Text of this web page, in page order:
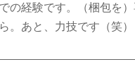
の経験です。（梱包を）
。あと、力技です（笑）